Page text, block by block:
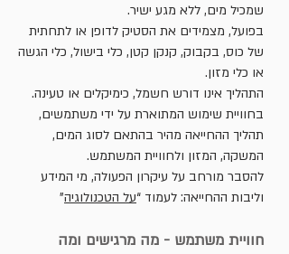
שמכיל מים, ללא מגע ישיר.
בפועל, מצמידים את הסטיק לדופן או לתחתית
של כוס, בקבוק, קנקן קטן, כלי בישול, כלי הגשה
או כלי מזון.
התהליך אינו דורש חשמל, כימיקלים או טעינה.
בחוויית שימוש המתוארת על ידי משתמשים,
תהליך ההחייאה מהיר בהתאם לסוג המים,
המשקה, המזון ולחוויית המשתמש.
להסבר מורחב על עיקרון הפעולה, מי המידע
וליבות ההחייאה: לעמוד “על הטכנולוגיה”
חוויית משתמש - מה מרגישים ומה